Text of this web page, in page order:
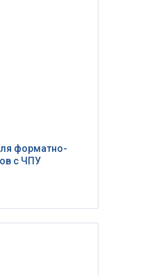
форматно-
с ЧПУ